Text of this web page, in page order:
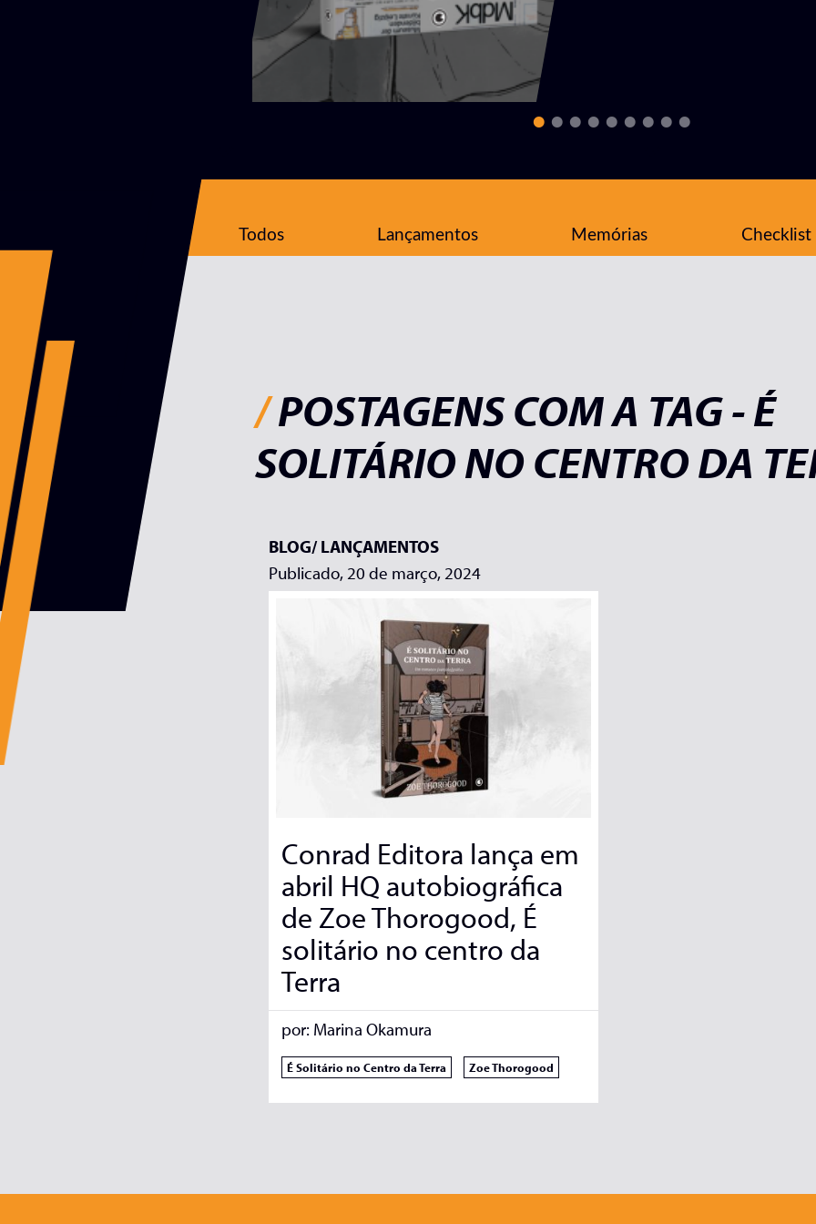
Todos Lançamentos Memórias Checklist
/POSTAGENS COM A TAG - É
SOLITÁRIO NO CENTRO DA
BLOG/LANÇAMENTOS
Publicado, 20 de março, 2024
Conrad Editora lança em
abril HQ autobiográfica
de Zoe Thorogood, É
solitário no centro da
Terra
por: Marina Okamura
É Solitário no Centro da Terra Zoe Thorogood